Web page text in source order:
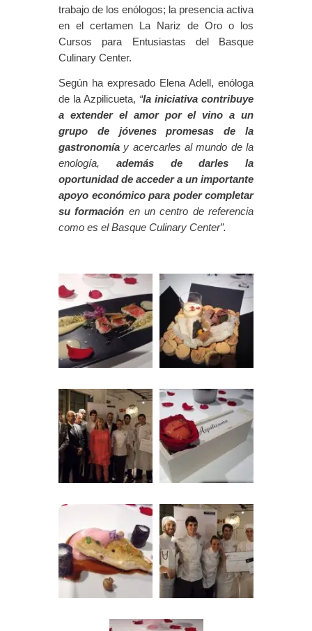
trabajo de los enólogos; la presencia activa
en el certamen La Nariz de Oro o los
Cursos para Entusiastas del Basque
Culinary Center.
Según ha expresado Elena Adell, enóloga
de la Azpilicueta, “la iniciativa contribuye
a extender el amor por el vino a un
grupo de jóvenes promesas de la
gastronomía y acercarles al mundo de la
enología, además de darles la
oportunidad de acceder a un importante
apoyo económico para poder completar
su formación en un centro de referencia
como es el Basque Culinary Center”.